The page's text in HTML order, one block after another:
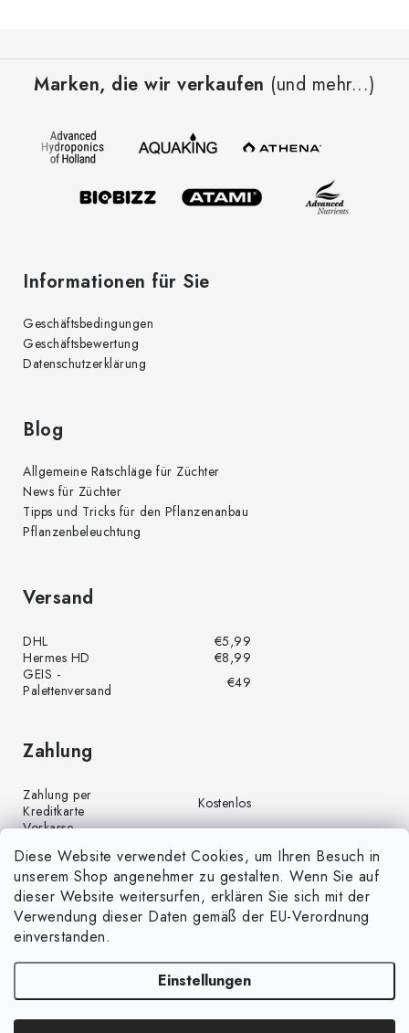
Diese Website verwendet Cookies, um Ihren Besuch in
unserem Shop angenehmer zu gestalten. Wenn Sie auf
dieser Website weitersurfen, erklären Sie sich mit der
Verwendung dieser Daten gemäß der EU-Verordnung
einverstanden.
Einstellungen
Marken, die wir verkaufen (und mehr...)
Informationen für Sie
Geschäftsbedingungen
Geschäftsbewertung
Datenschutzerklärung
Blog
Allgemeine Ratschläge für Züchter
News für Züchter
Tipps und Tricks für den Pflanzenanbau
Pflanzenbeleuchtung
Versand
DHL
€5,99
Hermes HD
€8,99
GEIS -
Palettenversand
€49
Zahlung
Zahlung per
Kreditkarte
Kostenlos
Vorkasse
Zahlung per PayPal
Kostenlos
Nachnahme
€4,00
Copyright 2026GrünGarten.de. Alle Rechte vorbehalten.Cookie-